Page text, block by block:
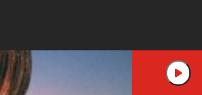
DONNA SUMMER
HOT STUFF
play_arrow